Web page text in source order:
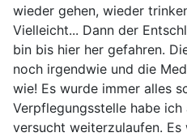
wieder gehen, wieder
Vielleicht... Dann der
bin bis hier her gefahren.
noch irgendwie und die
wie! Es wurde immer alles
Verpflegungsstelle habe
versucht weiterzulaufen.